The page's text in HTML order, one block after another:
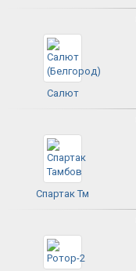
Салют
Спартак Тм